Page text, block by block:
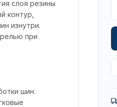
слоя резины
контур,
изнутри.
при
шин.